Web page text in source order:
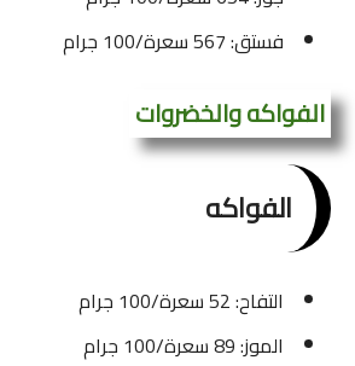
فستق: 567 سعرة/100 جرام
الفواكه والخضروات
الفواكه
التفاح: 52 سعرة/100 جرام
الموز: 89 سعرة/100 جرام